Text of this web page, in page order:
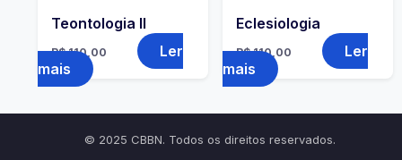
Teontologia II
R$110,00
Ler
mais
Eclesiologia
R$110,00
Ler
mais
© 2025 CBBN. Todos os direitos reservados.